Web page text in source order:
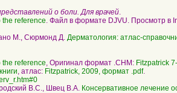
о боли. Для врачей.
the reference. Файл в формате DJVU. Просмотр в
М., Сюрмонд Д. Дерматология: атлас-
the reference, Оригинал формат .CHM: Fitzpatrick
, атлас: Fitzpatrick, 2009, формат .pdf.
В.С., Швец В.А. Консервативное лечение